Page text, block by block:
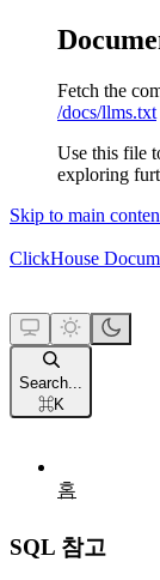
Fetch the
/docs/llms.txt
Use this file
exploring
Skip to main
ClickHouse
Search...
⌘K
홈
SQL 참고